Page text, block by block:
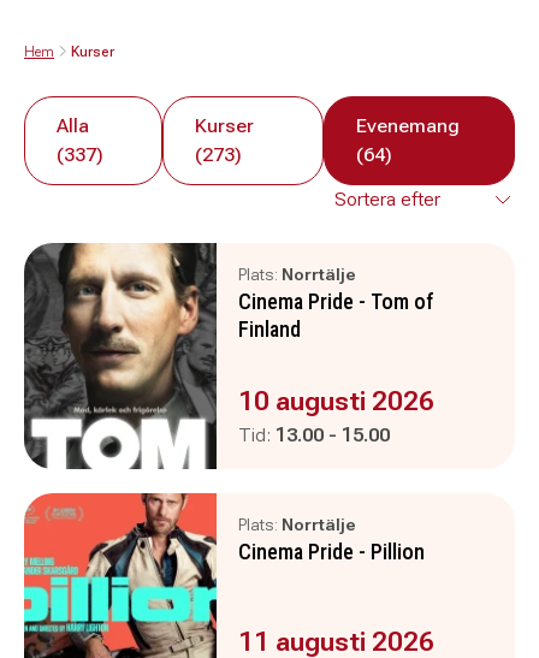
Hem Kurser
Alla
(337)
Kurser
(273)
Evenemang
(64)
Plats: Norrtälje
Cinema Pride - Tom of
Finland
Evenemanget är :
10 augusti 2026
Tid: Pågår mellan
13.00 - och
15.00
Plats: Norrtälje
Cinema Pride - Pillion
Evenemanget är :
11 augusti 2026